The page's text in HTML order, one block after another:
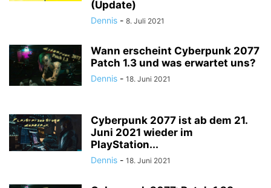
(Update)
Dennis - 8. Juli 2021
Wann erscheint Cyberpunk 2077
Patch 1.3 und was erwartet uns?
Dennis - 18. Juni 2021
Cyberpunk 2077 ist ab dem 21.
Juni 2021 wieder im
PlayStation...
Dennis - 18. Juni 2021